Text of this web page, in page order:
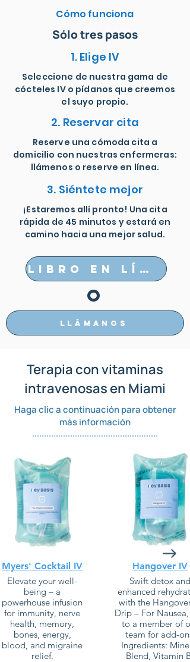
Cómo funciona
Sólo tres pasos
1. Elige IV
Seleccione de nuestra gama de
cócteles IV o pídanos que creemos
el suyo propio.
2. Reservar cita
Reserve una cómoda cita a
domicilio con nuestras enfermeras:
llámenos o reserve en línea.
3. Siéntete mejor
¡Estaremos allí pronto! Una cita
rápida de 45 minutos y estará en
camino hacia una mejor salud.
Libro en línea
O
Llámanos
Terapia con vitaminas
intravenosas en Miami
Haga clic a continuación para obtener
más información
Myers' Cocktail IV
Elevate your well-
being – a
powerhouse infusion
for immunity, nerve
health, memory,
bones, energy,
blood, and migraine
relief.
Hangover IV
Swift detox and
enhanced
with the Hangover
Drip – For Nausea,
to a member of
team for add-ons.
Ingredients:
Blend, Vitamin B-